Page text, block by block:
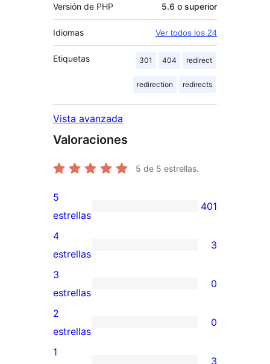
Versión de PHP 5.6 o superior
Idiomas Ver todos los 24
Etiquetas 301 404 redirect
redirection redirects
Vista avanzada
Valoraciones
5 de 5 estrellas.
401
valoraciones
de
5
estrellas
5
estrellas
401
3
valoraciones
de
4
estrellas
4
estrellas
3
0
valoraciones
de
3
3
estrellas
0
0
valoraciones
2
estrellas
0
1
3